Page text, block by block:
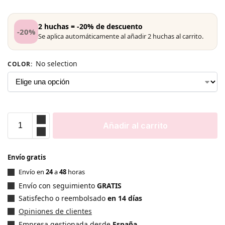
-20% 2 huchas = -20% de descuento
Se aplica automáticamente al añadir 2 huchas al carrito.
COLOR: No selection
Añadir al carrito
Envío gratis
Envío en 24a48 horas
Envío con seguimiento GRATIS
Satisfecho o reembolsado en 14 días
Opiniones de clientes